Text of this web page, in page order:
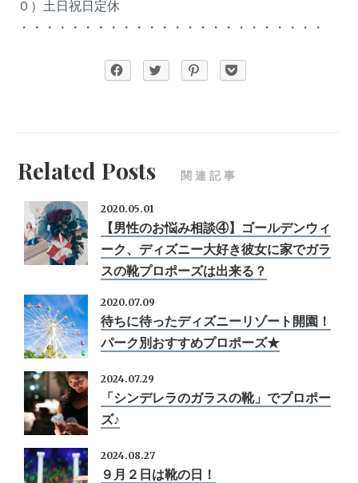
０）土日祝日定休
・・・・・・・・・・・・・・・・・・・・・・・・
Related Posts 関連記事
2020.05.01
【男性のお悩み相談④】ゴールデンウィ
ーク、ディズニー大好き彼女に家でガラ
スの靴プロポーズは出来る？
2020.07.09
待ちに待ったディズニーリゾート開園！
パーク別おすすめプロポーズ★
2024.07.29
「シンデレラのガラスの靴」でプロポー
ズ♪
2024.08.27
９月２日は靴の日！